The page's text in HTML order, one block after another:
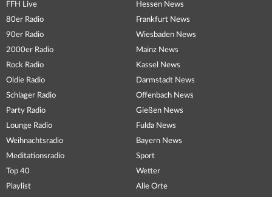
FFH Live
80er Radio
90er Radio
2000er Radio
Rock Radio
Oldie Radio
Schlager Radio
Party Radio
Lounge Radio
Weihnachtsradio
Meditationsradio
Top 40
Playlist
Hessen News
Frankfurt News
Wiesbaden News
Mainz News
Kassel News
Darmstadt News
Offenbach News
Gießen News
Fulda News
Bayern News
Sport
Wetter
Alle Orte